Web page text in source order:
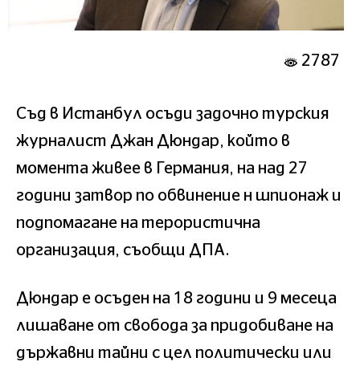
2787
Съд в Истанбул осъди задочно турския
журналист Джан Дюндар, който в
момента живее в Германия, на над 27
години затвор по обвинение н шпионаж и
подпомагане на терористична
организация, съобщи ДПА.
Дюндар е осъден на 18 години и 9 месеца
лишаване от свобода за придобиване на
държавни тайни с цел политически или